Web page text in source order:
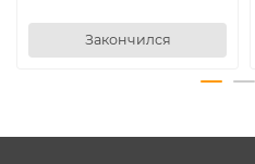
Закончился